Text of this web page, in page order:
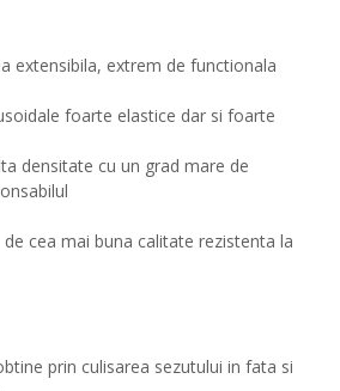
extensibila, extrem de functionala
foarte elastice dar si foarte
densitate cu un grad mare de
cea mai buna calitate rezistenta la
prin culisarea sezutului in fata si